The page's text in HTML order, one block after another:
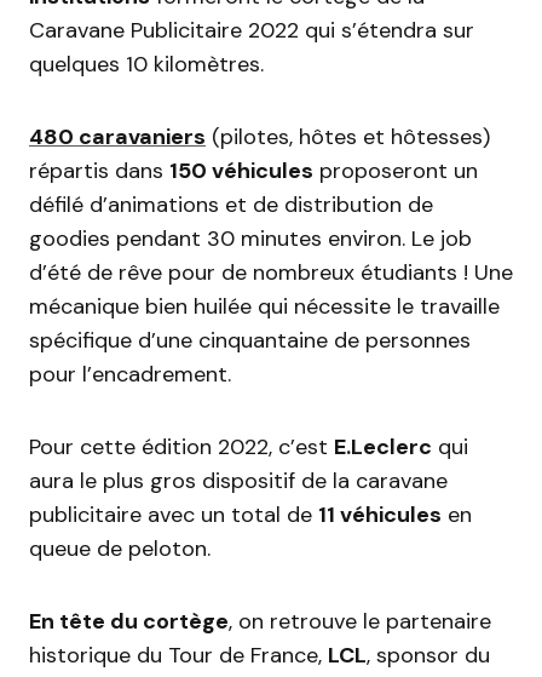
Caravane Publicitaire 2022 qui s’étendra sur
quelques 10 kilomètres.
480 caravaniers (pilotes, hôtes et hôtesses)
répartis dans 150 véhicules proposeront un
défilé d’animations et de distribution de
goodies pendant 30 minutes environ. Le job
d’été de rêve pour de nombreux étudiants ! Une
mécanique bien huilée qui nécessite le travaille
spécifique d’une cinquantaine de personnes
pour l’encadrement.
Pour cette édition 2022, c’est E.Leclerc qui
aura le plus gros dispositif de la caravane
publicitaire avec un total de 11 véhicules en
queue de peloton.
En tête du cortège, on retrouve le partenaire
historique du Tour de France, LCL, sponsor du